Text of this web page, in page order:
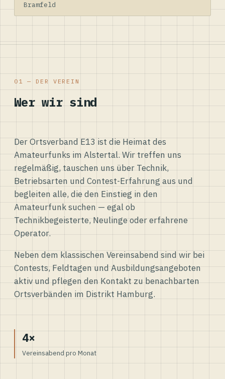
Bramfeld
01 — DER VEREIN
Wer wir sind
Der Ortsverband E13 ist die Heimat des
Amateurfunks im Alstertal. Wir treffen uns
regelmäßig, tauschen uns über Technik,
Betriebsarten und Contest-Erfahrung aus und
begleiten alle, die den Einstieg in den
Amateurfunk suchen — egal ob
Technikbegeisterte, Neulinge oder erfahrene
Operator.
Neben dem klassischen Vereinsabend sind wir bei
Contests, Feldtagen und Ausbildungsangeboten
aktiv und pflegen den Kontakt zu benachbarten
Ortsverbänden im Distrikt Hamburg.
4×
Vereinsabend pro Monat